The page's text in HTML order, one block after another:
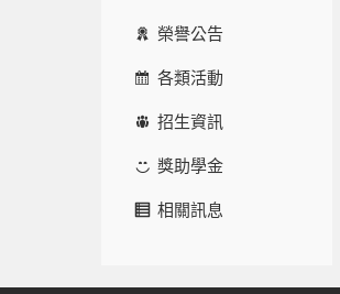
榮譽公告
各類活動
招生資訊
獎助學金
相關訊息